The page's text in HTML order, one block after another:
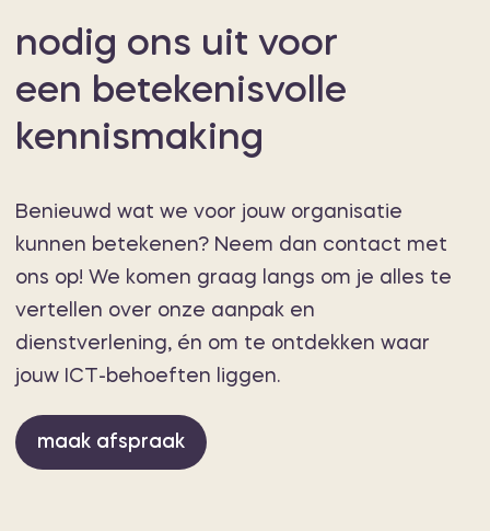
nodig ons uit voor
een betekenisvolle
kennismaking
Benieuwd wat we voor jouw organisatie
kunnen betekenen? Neem dan contact met
ons op! We komen graag langs om je alles te
vertellen over onze aanpak en
dienstverlening, én om te ontdekken waar
jouw ICT-behoeften liggen.
maak afspraak